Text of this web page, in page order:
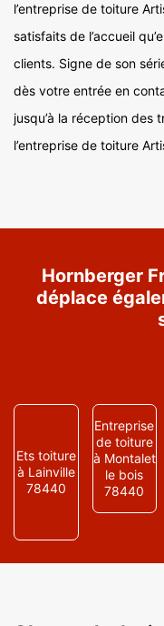
l’entreprise de toiture
satisfaits de l’accueil
clients. Signe de son
dès votre entrée en
jusqu’à la réception des
l’entreprise de toiture
Hornberger
déplace
Ets toiture
à Lainville
78440
Entreprise
de toiture
à Montalet
le bois
78440